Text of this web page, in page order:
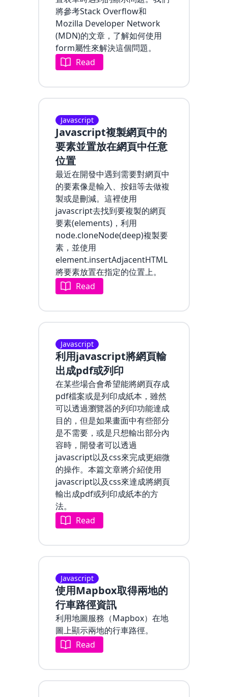
將參考Stack Overflow和
Mozilla Developer Network
(MDN)的文章，了解如何使用
form屬性來解決這個問題。
Read
Javascript
Javascript複製網頁中的
要素並置放在網頁中任意
位置
最近在開發中遇到需要對網頁中
的要素像是輸入、按鈕等去做複
製或是刪減。這裡使用
javascript去找到要複製的網頁
要素(elements)，利用
node.cloneNode(deep)複製要
素，並使用
element.insertAdjacentHTML
將要素放置在指定的位置上。
Read
Javascript
利用javascript將網頁輸
出成pdf或列印
在某些場合會希望能將網頁存成
pdf檔案或是列印成紙本，雖然
可以透過瀏覽器的列印功能達成
目的，但是如果畫面中有些部分
是不需要，或是只想輸出部分內
容時，開發者可以透過
javascript以及css來完成更細微
的操作。本篇文章將介紹使用
javascript以及css來達成將網頁
輸出成pdf或列印成紙本的方
法。
Read
Javascript
使用Mapbox取得兩地的
行車路徑資訊
利用地圖服務（Mapbox）在地
圖上顯示兩地的行車路徑。
Read